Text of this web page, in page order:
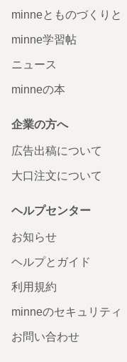
minneとものづくりと
minne学習帖
ニュース
minneの本
企業の方へ
広告出稿について
大口注文について
ヘルプセンター
お知らせ
ヘルプとガイド
利用規約
minneのセキュリティ
お問い合わせ